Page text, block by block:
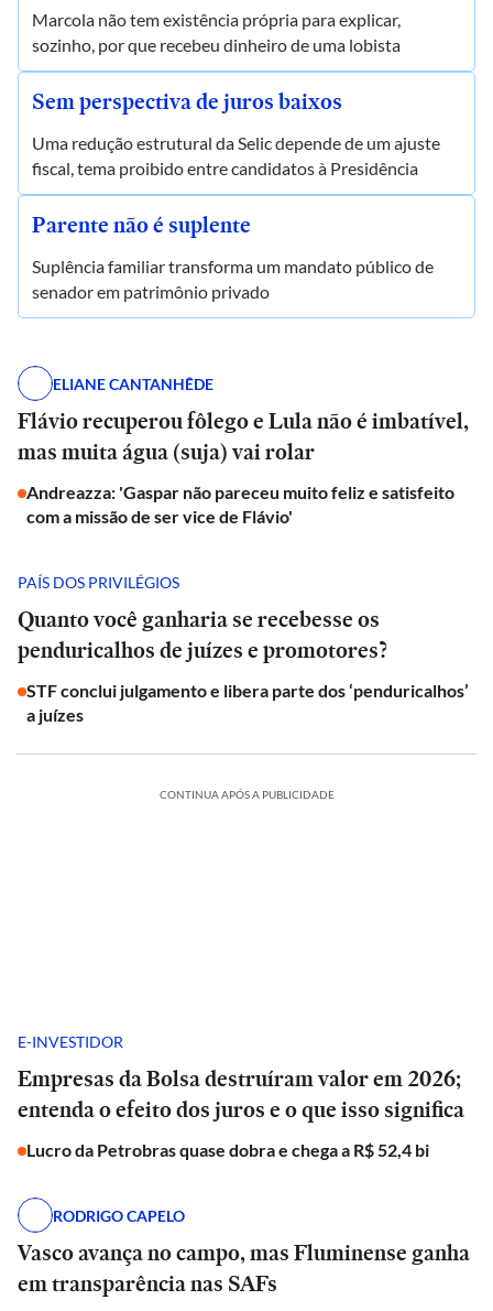
Marcola não tem existência própria para explicar,
sozinho, por que recebeu dinheiro de uma lobista
Sem perspectiva de juros baixos
Uma redução estrutural da Selic depende de um ajuste
fiscal, tema proibido entre candidatos à Presidência
Parente não é suplente
Suplência familiar transforma um mandato público de
senador em patrimônio privado
ELIANE CANTANHÊDE
Flávio recuperou fôlego e Lula não é imbatível,
mas muita água (suja) vai rolar
Andreazza: 'Gaspar não pareceu muito feliz e satisfeito
com a missão de ser vice de Flávio'
PAÍS DOS PRIVILÉGIOS
Quanto você ganharia se recebesse os
penduricalhos de juízes e promotores?
STF conclui julgamento e libera parte dos ‘penduricalhos’
a juízes
CONTINUA APÓS A PUBLICIDADE
E-INVESTIDOR
Empresas da Bolsa destruíram valor em 2026;
entenda o efeito dos juros e o que isso significa
Lucro da Petrobras quase dobra e chega a R$ 52,4 bi
RODRIGO CAPELO
Vasco avança no campo, mas Fluminense ganha
em transparência nas SAFs